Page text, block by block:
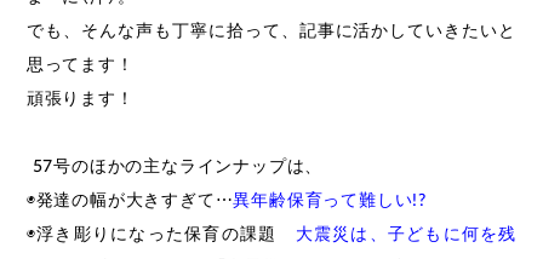
でも、そんな声も丁寧に拾って、記事に活かしていきたいと
思ってます！
頑張ります！
57号のほかの主なラインナップは、
◉発達の幅が大きすぎて⋯異年齢保育って難しい!?
◉浮き彫りになった保育の課題
大震災は、子どもに何を残